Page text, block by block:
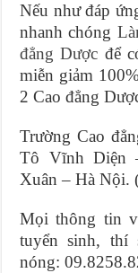
Nếu như đáp
nhanh chóng
đẳng Dược để
miễn giảm
2 Cao đẳng
Trường Cao
Tô Vĩnh Diện
Xuân – Hà Nội.
Mọi thông tin
tuyển sinh, thí
nóng: